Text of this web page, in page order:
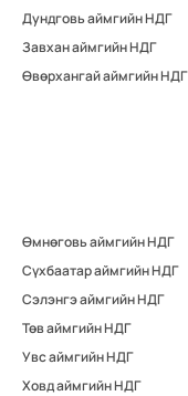
Дундговь аймгийн НДГ
Завхан аймгийн НДГ
Өвөрхангай аймгийн НДГ
Өмнөговь аймгийн НДГ
Сүхбаатар аймгийн НДГ
Сэлэнгэ аймгийн НДГ
Төв аймгийн НДГ
Увс аймгийн НДГ
Ховд аймгийн НДГ